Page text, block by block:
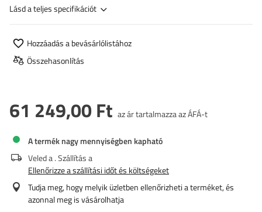
Lásd a teljes specifikációt
Hozzáadás a bevásárlólistához
Összehasonlítás
61 249,00 Ft az ár tartalmazza az ÁFÁ-t
A termék nagy mennyiségben kapható
Veled a. Szállítás a
Ellenőrizze a szállítási időt és költségeket
Tudja meg, hogy melyik üzletben ellenőrizheti a terméket, és
azonnal meg is vásárolhatja